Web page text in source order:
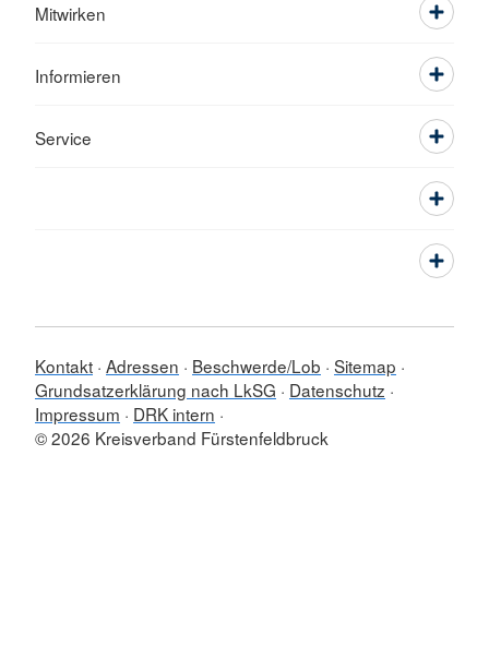
Mitwirken
Informieren
Service
Kontakt Adressen Beschwerde/Lob Sitemap
Grundsatzerklärung nach LkSG
Datenschutz
Impressum
DRK intern
© 2026 Kreisverband Fürstenfeldbruck